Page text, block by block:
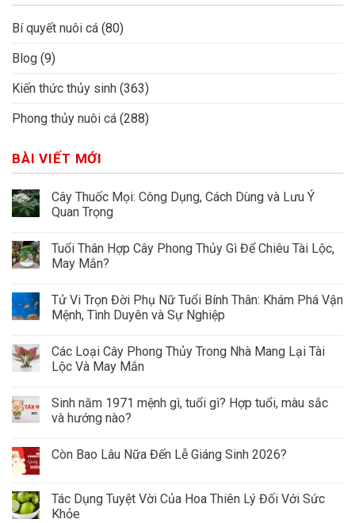
Bí quyết nuôi cá (80)
Blog (9)
Kiến thức thủy sinh (363)
Phong thủy nuôi cá (288)
BÀI VIẾT MỚI
Cây Thuốc Mọi: Công Dụng, Cách Dùng và Lưu Ý
Quan Trọng
Tuổi Thân Hợp Cây Phong Thủy Gì Để Chiêu Tài Lộc,
May Mắn?
Tử Vi Trọn Đời Phụ Nữ Tuổi Bính Thân: Khám Phá Vận
Mệnh, Tình Duyên và Sự Nghiệp
Các Loại Cây Phong Thủy Trong Nhà Mang Lại Tài
Lộc Và May Mắn
Sinh năm 1971 mệnh gì, tuổi gì? Hợp tuổi, màu sắc
và hướng nào?
Còn Bao Lâu Nữa Đến Lễ Giáng Sinh 2026?
Tác Dụng Tuyệt Vời Của Hoa Thiên Lý Đối Với Sức
Khỏe